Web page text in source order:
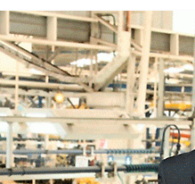
Turismo Varios
pasar con tu
si permanece
sin usar?